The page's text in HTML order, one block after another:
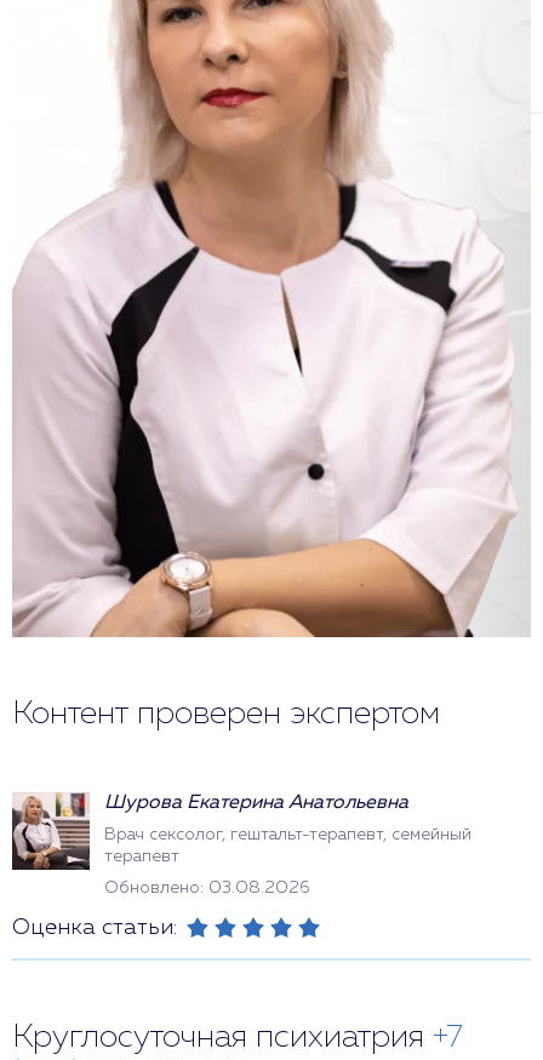
Контент проверен экспертом
Шурова Екатерина Анатольевна
Врач сексолог, гештальт-терапевт, семейный
терапевт
Обновлено: 03.08.2026
Оценка статьи:
Круглосуточная психиатрия +7